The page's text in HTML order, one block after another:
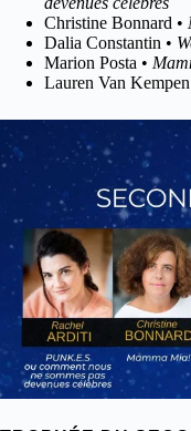
Christine Bonnard •
Dalia Constantin •
Marion Posta •
Lauren Van Kempen